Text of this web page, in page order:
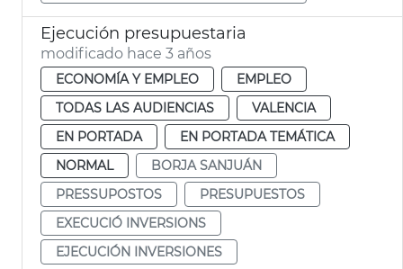
Ejecución presupuestaria
modificado hace 3 años
ECONOMÍA Y EMPLEO
EMPLEO
TODAS LAS AUDIENCIAS
VALENCIA
EN PORTADA
EN PORTADA TEMÁTICA
NORMAL
BORJA SANJUÁN
PRESSUPOSTOS
PRESUPUESTOS
EXECUCIÓ INVERSIONS
EJECUCIÓN INVERSIONES